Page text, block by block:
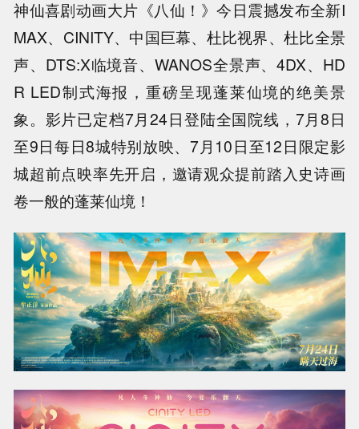
神仙喜剧动画大片《八仙！》今日震撼发布全新I
MAX、CINITY、中国巨幕、杜比视界、杜比全景
声、DTS:X临境音、WANOS全景声、4DX、HD
R LED制式海报，重磅呈现蓬莱仙境的绝美景
象。影片已定档7月24日登陆全国院线，7月8日
至9日每日8城特别放映、7月10日至12日限定影
城超前点映率先开启，邀请观众提前踏入史诗画
卷一般的蓬莱仙境！